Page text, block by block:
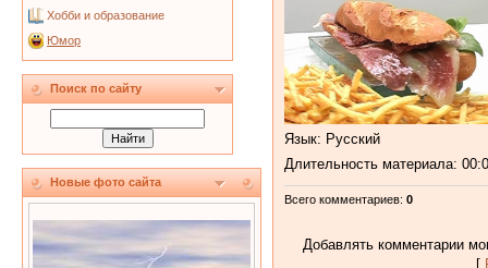
Хобби и образование
Юмор
Поиск по сайту
Новые фото сайта
Язык: Русский
Длительность материала:
Всего комментариев: 0
Добавлять комментарии
[